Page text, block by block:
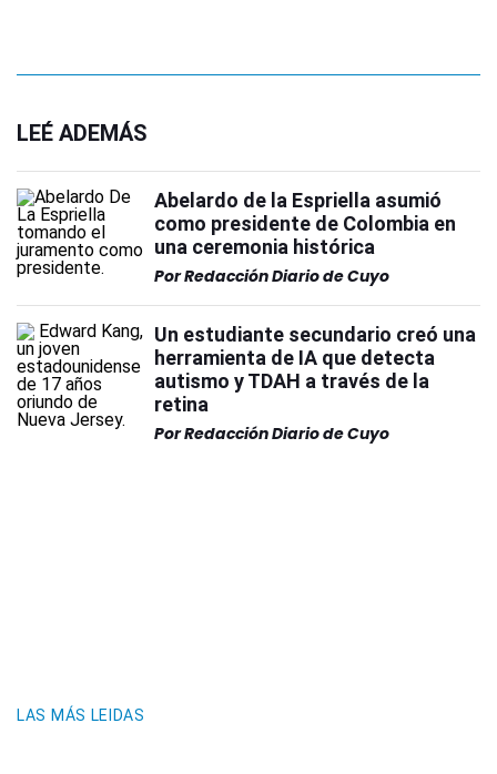
LEÉ ADEMÁS
Abelardo de la Espriella asumió
como presidente de Colombia en
una ceremonia histórica
PorRedacción Diario de Cuyo
Un estudiante secundario creó una
herramienta de IA que detecta
autismo y TDAH a través de la
retina
PorRedacción Diario de Cuyo
LAS MÁS LEIDAS